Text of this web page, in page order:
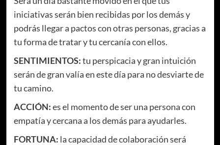
iniciativas serán bien recibidas por los demás y
podrás llegar a pactos con otras personas, gracias a
tu forma de tratar y tu cercanía con ellos.
SENTIMIENTOS:tu perspicacia y gran intuición
serán de gran valía en este día para no desviarte de
tu camino.
ACCIÓN:es el momento de ser una persona con
empatía y cercana a los demás para ayudarles.
FORTUNA: la capacidad de colaboración será